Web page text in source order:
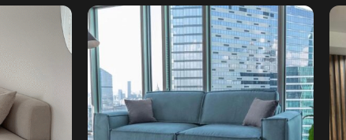
*Фанерное — в большинстве случаев данное
механизма в изделии
*Резинотканевые ремни — производство
без механизма
Виды наполнения:
*НПБ (независимый пружинный блок) в диване
матрас